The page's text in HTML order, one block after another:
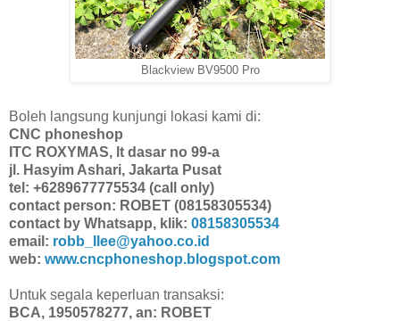
Blackview BV9500 Pro
Boleh langsung kunjungi lokasi kami di:
CNC phoneshop
ITC ROXYMAS, lt dasar no 99-a
jl. Hasyim Ashari, Jakarta Pusat
tel: +6289677775534 (call only)
contact person: ROBET (08158305534)
contact by Whatsapp, klik: 08158305534
email: robb_llee@yahoo.co.id
web: www.cncphoneshop.blogspot.com
Untuk segala keperluan transaksi:
BCA, 1950578277, an: ROBET